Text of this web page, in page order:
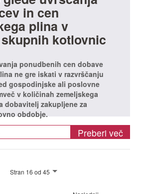
in cen
plina v
kotlovnic
ponudbenih cen dobave
ne gre iskati v razvrščanju
gospodinjske ali poslovne
v količinah zemeljskega
dobavitelj zakupljene za
obdobje.
Preberi več
Stran 16 od 45